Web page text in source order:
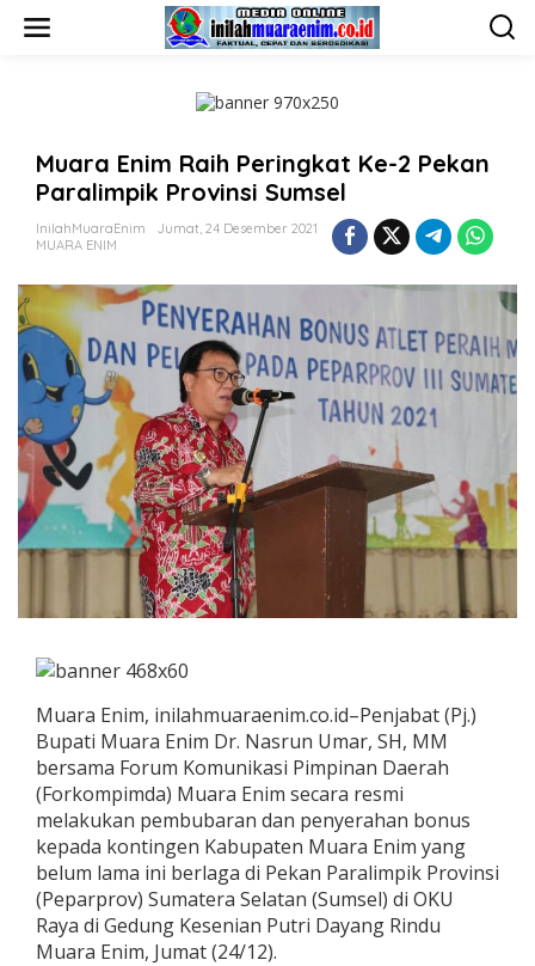
Muara Enim Raih Peringkat Ke-2 Pekan
Paralimpik Provinsi Sumsel
InilahMuaraEnim
Jumat, 24 Desember 2021
MUARA ENIM
Muara Enim, inilahmuaraenim.co.id–Penjabat (Pj.)
Bupati Muara Enim Dr. Nasrun Umar, SH, MM
bersama Forum Komunikasi Pimpinan Daerah
(Forkompimda) Muara Enim secara resmi
melakukan pembubaran dan penyerahan bonus
kepada kontingen Kabupaten Muara Enim yang
belum lama ini berlaga di Pekan Paralimpik Provinsi
(Peparprov) Sumatera Selatan (Sumsel) di OKU
Raya di Gedung Kesenian Putri Dayang Rindu
Muara Enim, Jumat (24/12).